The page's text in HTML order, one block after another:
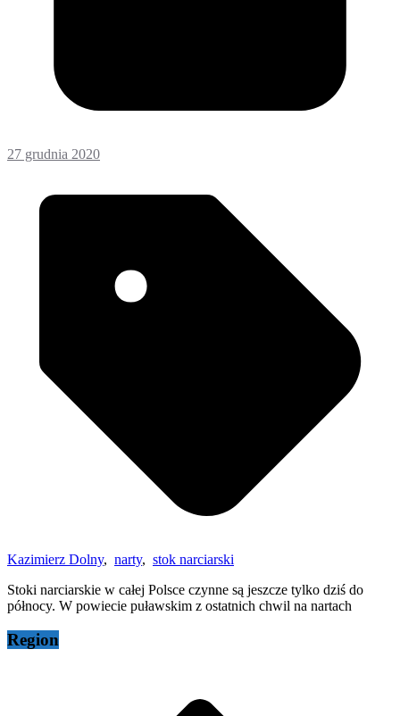
27 grudnia 2020
Kazimierz Dolny, narty, stok narciarski
Stoki narciarskie w całej Polsce czynne są jeszcze tylko dziś do
północy. W powiecie puławskim z ostatnich chwil na nartach
Region